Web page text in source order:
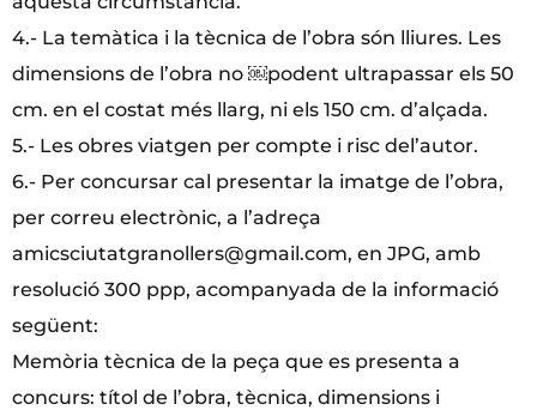
4.- La temàtica i la tècnica de l’obra són lliures. Les
dimensions de l’obra no ￼podent ultrapassar els 50
cm. en el costat més llarg, ni els 150 cm. d’alçada.
5.- Les obres viatgen per compte i risc del’autor.
6.- Per concursar cal presentar la imatge de l’obra,
per correu electrònic, a l’adreça
amicsciutatgranollers@gmail.com, en JPG, amb
resolució 300 ppp, acompanyada de la informació
següent:
Memòria tècnica de la peça que es presenta a
concurs: títol de l’obra, tècnica, dimensions i